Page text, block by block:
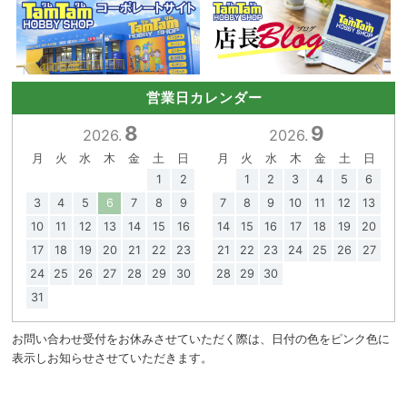
営業日カレンダー
2026. 8
月 火 水 木 金 土
日
1
2
3
4 5 6 7 8
9
10
11 12 13 14 15
16
17
18 19 20 21 22
23
24
25 26 27 28 29
30
31
2026. 9
月 火 水 木 金 土
日
1
2 3 4 5
6
7
8 9 10 11 12
13
14
15 16 17 18 19
20
21
22 23 24 25 26
27
28
29 30
お問い合わせ受付をお休みさせていただく際は、日付の色をピンク色に
表示しお知らせさせていただきます。